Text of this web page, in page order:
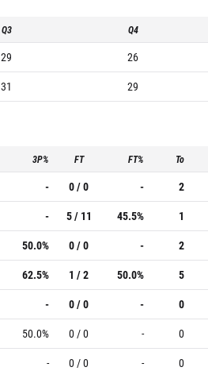
Q3 Q4
29 26
31 29
3P% FT FT% To
- 0 / 0 - 2
- 5 / 11 45.5% 1
50.0% 0 / 0 - 2
62.5% 1 / 2 50.0% 5
- 0 / 0 - 0
50.0% 0 / 0 - 0
- 0 / 0 - 0